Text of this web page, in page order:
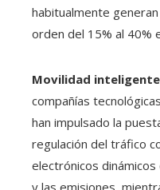
habitualmente
orden del 15% al 40%
Movilidad
compañías
han impulsado la
regulación del tráfico
electrónicos